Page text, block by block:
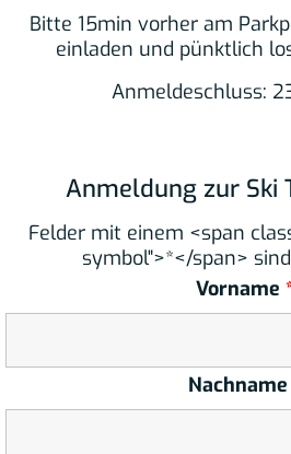
Bitte 15min vorher am
einladen und pünktlich
Anmeldeschluss:
Anmeldung zur Ski
Felder mit einem <span
symbol">*</span>
Vorname
Nachname